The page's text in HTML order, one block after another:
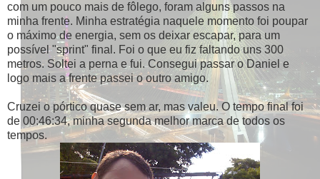
com um pouco mais de fôlego, foram alguns passos na
minha frente. Minha estratégia naquele momento foi poupar
o máximo de energia, sem os deixar escapar, para um
possível "sprint" final. Foi o que eu fiz faltando uns 300
metros. Soltei a perna e fui. Consegui passar o Daniel e
logo mais a frente passei o outro amigo.
Cruzei o pórtico quase sem ar, mas valeu. O tempo final foi
de 00:46:34, minha segunda melhor marca de todos os
tempos.